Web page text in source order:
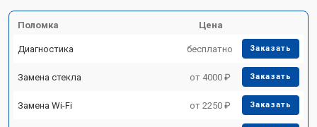
Поломка Цена
Диагностика бесплатно Заказать
Замена стекла от 4000 ₽ Заказать
Замена Wi-Fi от 2250 ₽ Заказать